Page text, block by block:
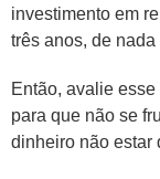
investimento em
três anos, de
Então, avalie
para que não se
dinheiro não estar